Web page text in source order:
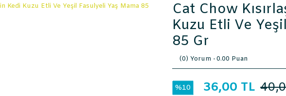
Cat Chow
Kuzu Etli Ve
85 Gr
(0) Yorum -0.00 Puan
%10 36,00 TL